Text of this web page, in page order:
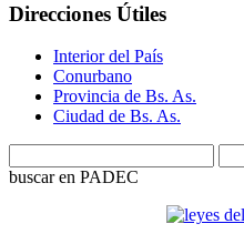
Direcciones Útiles
Interior del País
Conurbano
Provincia de Bs. As.
Ciudad de Bs. As.
buscar en PADEC